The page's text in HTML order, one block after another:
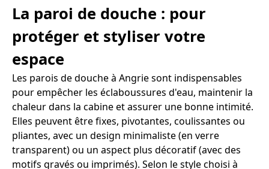
La paroi de douche : pour
protéger et styliser votre
espace
Les parois de douche à Angrie sont indispensables
pour empêcher les éclaboussures d'eau, maintenir la
chaleur dans la cabine et assurer une bonne intimité.
Elles peuvent être fixes, pivotantes, coulissantes ou
pliantes, avec un design minimaliste (en verre
transparent) ou un aspect plus décoratif (avec des
motifs gravés ou imprimés). Selon le style choisi à